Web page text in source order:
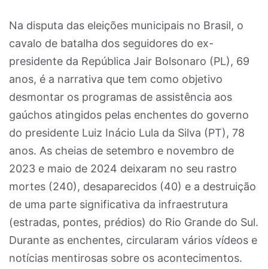
Na disputa das eleições municipais no Brasil, o
cavalo de batalha dos seguidores do ex-
presidente da República Jair Bolsonaro (PL), 69
anos, é a narrativa que tem como objetivo
desmontar os programas de assistência aos
gaúchos atingidos pelas enchentes do governo
do presidente Luiz Inácio Lula da Silva (PT), 78
anos. As cheias de setembro e novembro de
2023 e maio de 2024 deixaram no seu rastro
mortes (240), desaparecidos (40) e a destruição
de uma parte significativa da infraestrutura
(estradas, pontes, prédios) do Rio Grande do Sul.
Durante as enchentes, circularam vários vídeos e
notícias mentirosas sobre os acontecimentos.